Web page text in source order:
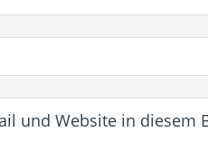
und Website in